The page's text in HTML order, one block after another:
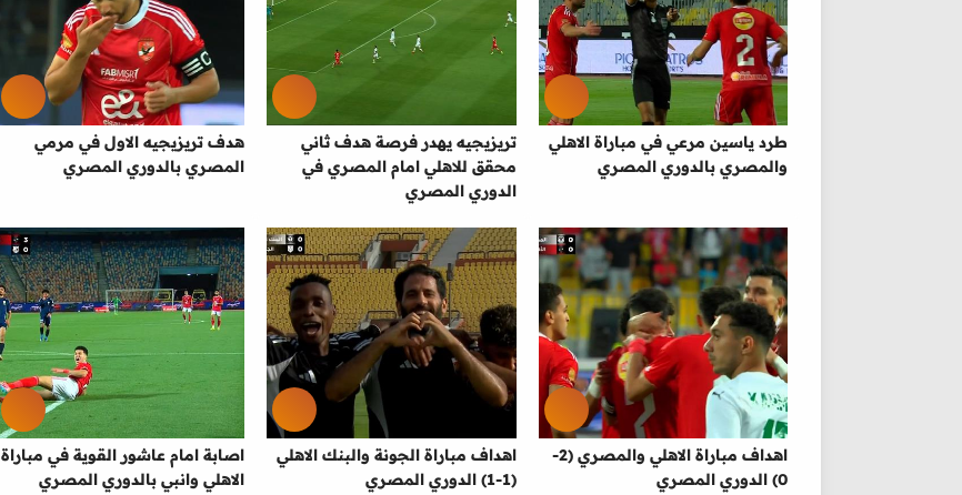
طرد ياسين مرعي في مباراة الاهلي
والمصري بالدوري المصري
تريزيجيه يهدر فرصة هدف ثاني
محقق للاهلي امام المصري في
الدوري المصري
هدف تريزيجيه الاول في مرمي
المصري بالدوري المصري
اهداف مباراة الاهلي والمصري (2-
0) الدوري المصري
اهداف مباراة الجونة والبنك الاهلي
(1-1) الدوري المصري
اصابة امام عاشور القوية في مباراة
الاهلي وانبي بالدوري المصري